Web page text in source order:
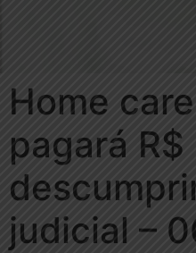
Home
pagará
judicial –